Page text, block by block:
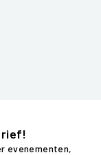
evenementen,